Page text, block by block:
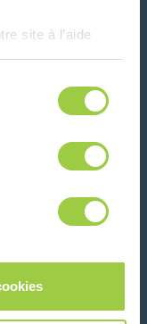
site à l’aide
Pas de
modifier à
l'onglet Gérer
- France